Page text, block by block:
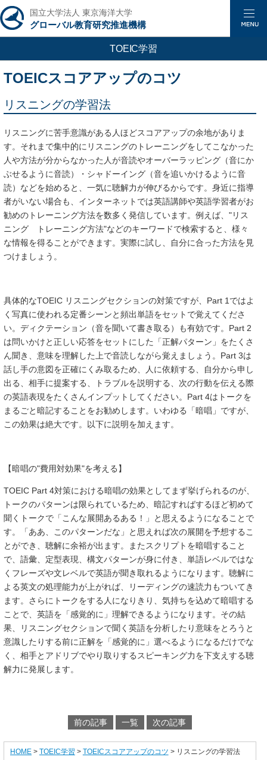
国立大学法人 東京海洋大学
グローバル教育研究推進機構
TOEIC学習
TOEICスコアアップのコツ
リスニングの学習法
リスニングに苦手意識がある人ほどスコアアップの余地がありま
す。それまで集中的にリスニングのトレーニングをしてこなかった
人や方法が分からなかった人が音読やオーバーラッピング（音にか
ぶせるように音読）・シャドーイング（音を追いかけるように音
読）などを始めると、一気に聴解力が伸びるからです。身近に指導
者がいない場合も、インターネットでは英語講師や英語学習者がお
勧めのトレーニング方法を数多く発信しています。例えば、"リス
ニング トレーニング方法"などのキーワードで検索すると、様々
な情報を得ることができます。実際に試し、自分に合った方法を見
つけましょう。
具体的なTOEIC リスニングセクションの対策ですが、Part 1ではよ
く写真に使われる定番シーンと頻出単語をセットで覚えてくださ
い。ディクテーション（音を聞いて書き取る）も有効です。Part 2
は問いかけと正しい応答をセットにした「正解パターン」をたくさ
ん聞き、意味を理解した上で音読しながら覚えましょう。Part 3は
話し手の意図を正確にくみ取るため、人に依頼する、自分から申し
出る、相手に提案する、トラブルを説明する、次の行動を伝える際
の英語表現をたくさんインプットしてください。Part 4はトークを
まるごと暗記することをお勧めします。いわゆる「暗唱」ですが、
この効果は絶大です。以下に説明を加えます。
【暗唱の"費用対効果"を考える】
TOEIC Part 4対策における暗唱の効果としてまず挙げられるのが、
トークのパターンは限られているため、暗記すればするほど初めて
聞くトークで「こんな展開あるある！」と思えるようになることで
す。「ああ、このパターンだな」と思えれば次の展開を予想するこ
とができ、聴解に余裕が出ます。またスクリプトを暗唱すること
で、語彙、定型表現、構文パターンが身に付き、単語レベルではな
くフレーズや文レベルで英語が聞き取れるようになります。聴解に
よる英文の処理能力が上がれば、リーディングの速読力もついてき
ます。さらにトークをする人になりきり、気持ちを込めて暗唱する
ことで、英語を「感覚的に」理解できるようになります。その結
果、リスニングセクションで聞く英語を分析したり意味をとろうと
意識したりする前に正解を「感覚的に」選べるようになるだけでな
く、相手とアドリブでやり取りするスピーキング力を下支えする聴
解力に発展します。
前の記事 一覧 次の記事
HOME> TOEIC学習 > TOEICスコアアップのコツ > リスニングの学習法